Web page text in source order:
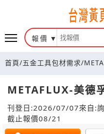
報價
首頁/五金工具包材需求/
METAFLUX-美德
刊登日:2026/07/07來自:
截止報價08/21